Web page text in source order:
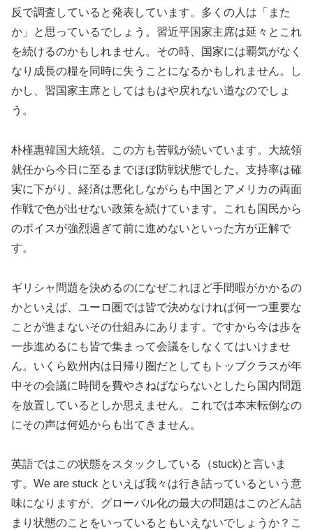
反で調査していると発表しています。多くの人は「また
か」と思っているでしょう。習近平国家主席は延々とこれ
を続けるのかもしれません。その時、国家には覇気がなく
なり成長の糧を同時に失うことになるかもしれません。し
かし、習国家主席としてはもはや戻れない道なのでしょ
う。
朴槿惠韓国大統領。この方も苦戦が続いています。大統領
就任から今日に至るまでほぼ防戦状態でした。支持率は確
実に下がり、経済は悪化しながらも中国とアメリカの両面
作戦で色が出せない政策を続けています。これも国民から
のボイスが強烈過ぎて前に進めないといった方が正解で
す。
ギリシャ問題を決めるのになぜこれほど手間暇がかかるの
かといえば、ユーロ圏では皆で決めなければ何一つ重要な
ことが進まないその仕組みにあります。ですから今は歩を
一歩進めるにも皆で集まって会議をしなくてはいけませ
ん。いくら欧州内は日帰り圏だとしてもトップクラスが年
中その会議に時間を費やさねばならないとしたら国内問題
を放置しているとしか思えません。これでは本末転倒なの
にその声は何処からも出てきません。
英語ではこの状態をスタックしている（stuck)と言いま
す。We are stuck といえば我々は行き詰っているという意
味になりますが、グローバル化の最大の問題はこのどん詰
まり状態のことをいっているともいえないでしょうか？こ